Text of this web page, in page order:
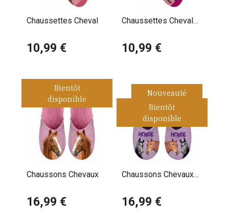
Chaussettes Cheval
10,99 €
Chaussettes Cheval
10,99 €
Chaussons Chevaux
16,99 €
Bientôt
disponible
Nouveauté
Chaussons Chevaux
16,99 €
Bientôt
disponible